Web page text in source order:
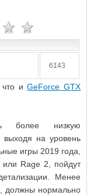
6143
что иGeForce GTX
более низкую
выходя на уровень
игры 2019 года,
Rage 2, пойдут
Менее
должны нормально